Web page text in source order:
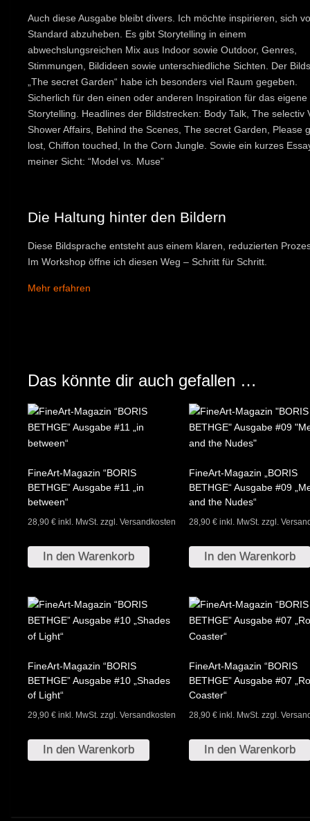
Auch diese Ausgabe bleibt divers. Ich möchte inspirieren, sich
Standard abzuheben. Es gibt Storytelling in einem
abwechslungsreichen Mix aus Indoor sowie Outdoor, Genres,
Stimmungen, Bildideen sowie unterschiedliche Sichten. Der
„The secret Garden“ habe ich besonders viel Raum gegeben.
Sicherlich für den einen oder anderen Inspiration für das eigene
Storytelling. Headlines der Bildstrecken: Body Talk, The selectiv
Shower Affairs, Behind the Scenes, The secret Garden, Please
lost, Chiffon touched, In the Corn Jungle. Sowie ein kurzes
meiner Sicht: “Model vs. Muse”
Die Haltung hinter den Bildern
Diese Bildsprache entsteht aus einem klaren, reduzierten
Im Workshop öffne ich diesen Weg – Schritt für Schritt.
Mehr erfahren
Das könnte dir auch gefallen …
FineArt-Magazin “BORIS
BETHGE” Ausgabe #11 „in
between“
28,90 € inkl. MwSt. zzgl. Versandkosten
In den Warenkorb
FineArt-Magazin „BORIS
BETHGE“ Ausgabe #09
and the Nudes“
28,90€ inkl. MwSt. zzgl.
In den Warenkorb
FineArt-Magazin “BORIS
BETHGE” Ausgabe #10 „Shades
of Light“
29,90 € inkl. MwSt. zzgl. Versandkosten
In den Warenkorb
FineArt-Magazin “BORIS
BETHGE” Ausgabe #07
Coaster“
28,90€ inkl. MwSt. zzgl.
In den Warenkorb